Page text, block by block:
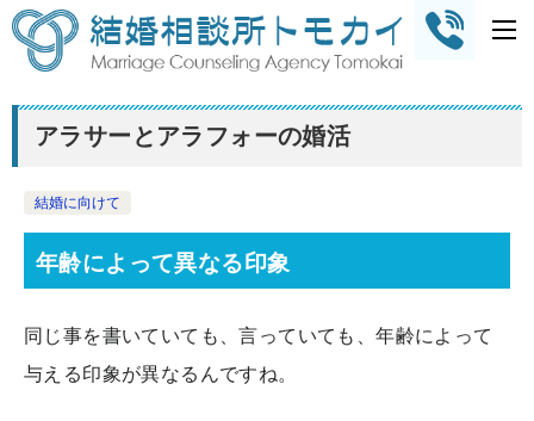
アラサーとアラフォーの婚活
結婚に向けて
年齢によって異なる印象
同じ事を書いていても、言っていても、年齢によって
与える印象が異なるんですね。